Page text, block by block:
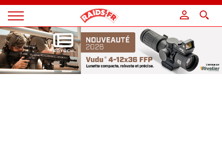
Magazine
Raids
Panneau de gestion des cookies